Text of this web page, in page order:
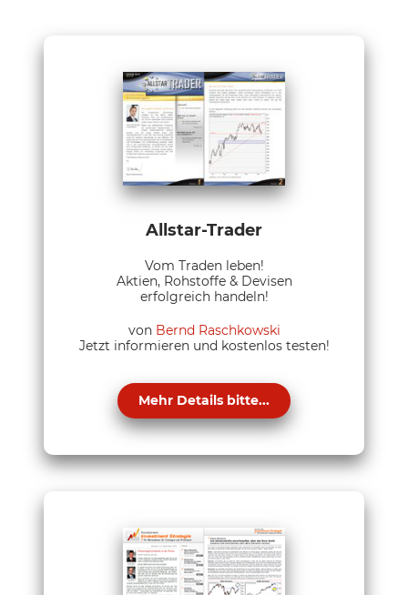
Allstar-Trader
Vom Traden leben!
Aktien, Rohstoffe & Devisen
erfolgreich handeln!
von Bernd Raschkowski
Jetzt informieren und kostenlos testen!
Mehr Details bitte...